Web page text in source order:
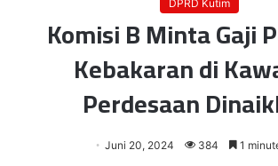
DPRD Kutim
Komisi B Minta Gaji
Kebakaran di
Perdesaan
Juni 20, 2024 384 1